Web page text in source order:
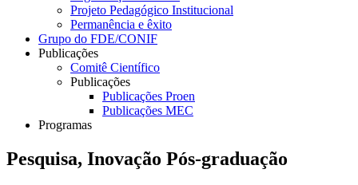
Projeto Pedagógico Institucional
Permanência e êxito
Grupo do FDE/CONIF
Publicações
Comitê Científico
Publicações
Publicações Proen
Publicações MEC
Programas
Pesquisa, Inovação Pós-graduação